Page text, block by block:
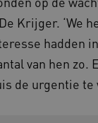
Krijger. ‘We
hadden
van hen zo.
de urgentie te
.youtube.com
.youtube.com